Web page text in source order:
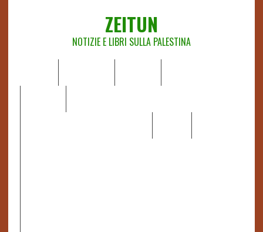
ZEITUN
NOTIZIE E LIBRI SULLA PALESTINA